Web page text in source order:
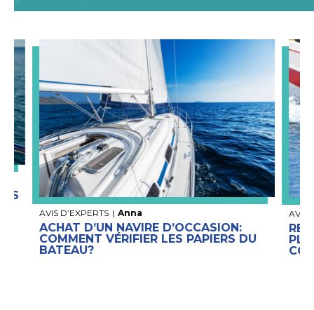
Anna
|
AVIS D’EXPERTS
ACHAT D’UN NAVIRE D’OCCASION:
COMMENT VÉRIFIER LES PAPIERS DU
BATEAU?
AVIS